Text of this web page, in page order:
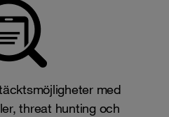
med
threat hunting och